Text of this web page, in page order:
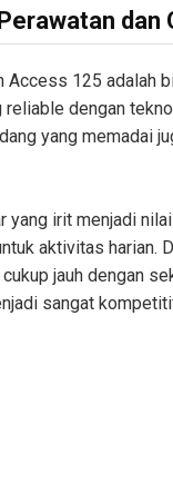
dan
Access 125 adalah
reliable dengan
yang memadai
yang irit menjadi
aktivitas harian.
jauh dengan
sangat